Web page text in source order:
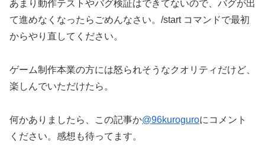
あまり動作テストやバグ検証はできてないので、バグが出
て進めなくなったらごめんなさい。/start コマンドで最初
からやり直してください。
ゲーム制作本業の方には怒られそうなクオリティだけど、
楽しんでいただけたら。
何かありましたら、この記事か@96kuroguroにコメント
ください。感想も待ってます。